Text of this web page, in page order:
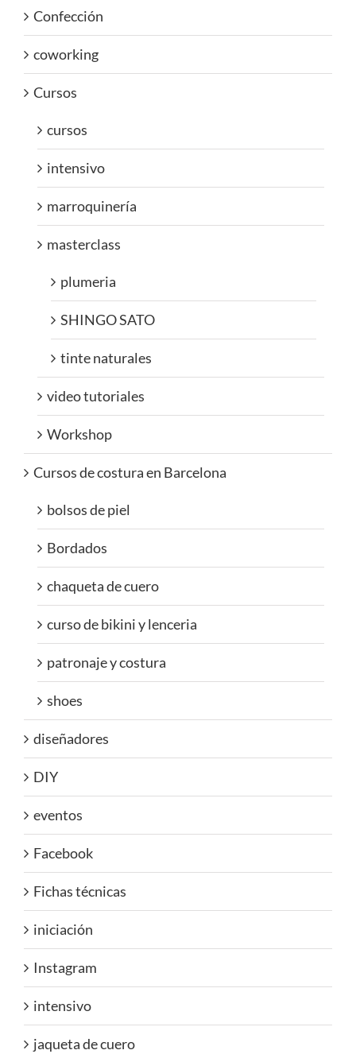
Confección
coworking
Cursos
cursos
intensivo
marroquinería
masterclass
plumeria
SHINGO SATO
tinte naturales
video tutoriales
Workshop
Cursos de costura en Barcelona
bolsos de piel
Bordados
chaqueta de cuero
curso de bikini y lenceria
patronaje y costura
shoes
diseñadores
DIY
eventos
Facebook
Fichas técnicas
iniciación
Instagram
intensivo
jaqueta de cuero